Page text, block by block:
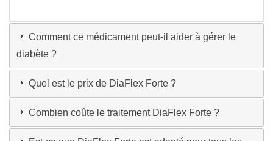
Comment ce médicament peut-il aider à gérer le
diabète ?
Quel est le prix de DiaFlex Forte ?
Combien coûte le traitement DiaFlex Forte ?